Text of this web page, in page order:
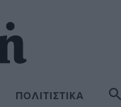
ΠΟΛΙΤΙΣΤΙΚΆ